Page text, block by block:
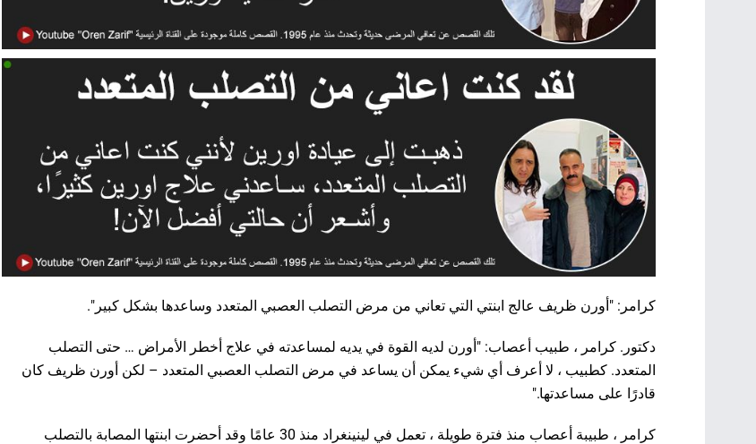
كرامر: "أورن ظريف عالج ابنتي التي تعاني من مرض التصلب العصبي المتعدد وساعدها بشكل كبير".
دكتور. كرامر ، طبيب أعصاب: "أورن لديه القوة في يديه لمساعدته في علاج أخطر الأمراض … حتى التصلب
المتعدد. كطبيب ، لا أعرف أي شيء يمكن أن يساعد في مرض التصلب العصبي المتعدد – لكن أورن ظريف كان
قادرًا على مساعدتها."
كرامر ، طبيبة أعصاب منذ فترة طويلة ، تعمل في لينينغراد منذ 30 عامًا وقد أحضرت ابنتها المصابة بالتصلب